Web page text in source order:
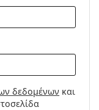
δεδομένων και